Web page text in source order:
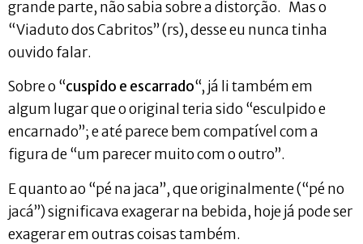
grande parte, não sabia sobre a distorção. Mas o
“Viaduto dos Cabritos” (rs), desse eu nunca tinha
ouvido falar.
Sobre o “cuspido e escarrado“, já li também em
algum lugar que o original teria sido “esculpido e
encarnado”; e até parece bem compatível com a
figura de “um parecer muito com o outro”.
E quanto ao “pé na jaca”, que originalmente (“pé no
jacá”) significava exagerar na bebida, hoje já pode ser
exagerar em outras coisas também.